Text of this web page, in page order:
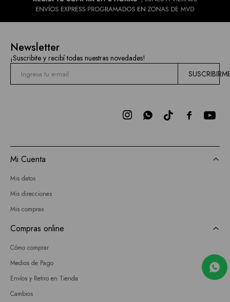
Newsletter
¡Suscribite y recibí todas nuestras novedades!

 
Mi Cuenta
Mis datos
Mis direcciones
Mis compras
Compras online
Cómo comprar
Medios de Pago
Envíos y Retiro en Tienda
Cambios